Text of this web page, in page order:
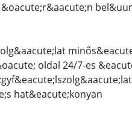
oldal 24/7-es
hat&eacute;konyan